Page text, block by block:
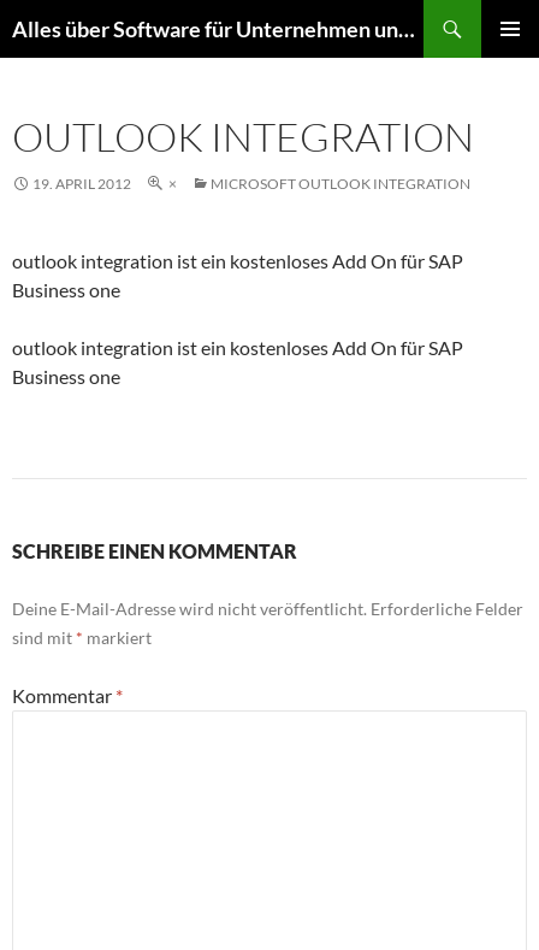
Inhalt
Alles über Software für Unternehmen und mehr
OUTLOOK INTEGRATION
19. APRIL 2012 × MICROSOFT OUTLOOK INTEGRATION
outlook integration ist ein kostenloses Add On für SAP
Business one
outlook integration ist ein kostenloses Add On für SAP
Business one
SCHREIBE EINEN KOMMENTAR
Deine E-Mail-Adresse wird nicht veröffentlicht. Erforderliche Felder
sind mit * markiert
Kommentar *